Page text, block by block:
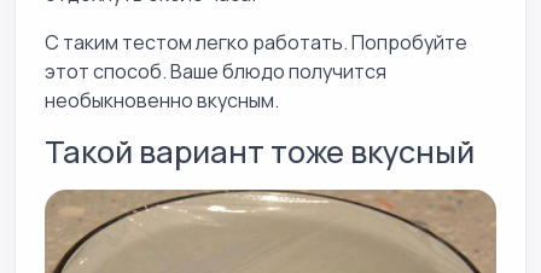
С таким тестом легко работать. Попробуйте
этот способ. Ваше блюдо получится
необыкновенно вкусным.
Такой вариант тоже вкусный